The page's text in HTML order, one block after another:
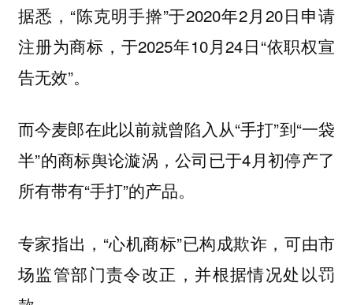
据悉，“陈克明手擀”于2020年2月20日申请
注册为商标，于2025年10月24日“依职权宣
告无效”。
而今麦郎在此以前就曾陷入从“手打”到“一袋
半”的商标舆论漩涡，公司已于4月初停产了
所有带有“手打”的产品。
专家指出，“心机商标”已构成欺诈，可由市
场监管部门责令改正，并根据情况处以罚